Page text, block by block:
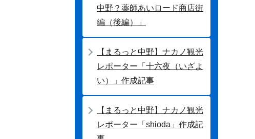
中野？薬師あいロード商店街
編（後編）」
【まるっと中野】ナカノ観光
レポーター「十六夜（いざよ
い）」作成記事
【まるっと中野】ナカノ観光
レポーター「shioda」作成記